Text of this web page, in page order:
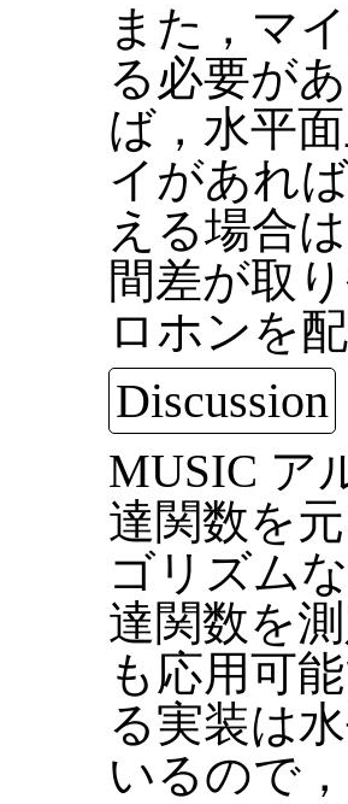
また，マ
る必要が
ば，水平
イがあれ
える場合
間差が取
ロホンを
Discussion
MUSIC ア
達関数を
ゴリズム
達関数を
も応用可
る実装は
いるので